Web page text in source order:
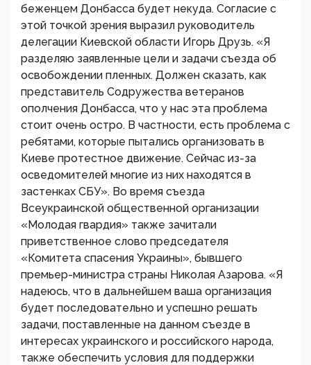
беженцем Донбасса будет некуда. Согласие с
этой точкой зрения выразил руководитель
делегации Киевской области Игорь Друзь. «Я
разделяю заявленные цели и задачи съезда об
освобождении пленных. Должен сказать, как
представитель Содружества ветеранов
ополчения Донбасса, что у нас эта проблема
стоит очень остро. В частности, есть проблема с
ребятами, которые пытались организовать в
Киеве протестное движение. Сейчас из-за
осведомителей многие из них находятся в
застенках СБУ». Во время съезда
Всеукраинской общественной организации
«Молодая гвардия» также зачитали
приветственное слово председателя
«Комитета спасения Украины», бывшего
премьер-министра страны Николая Азарова. «Я
надеюсь, что в дальнейшем ваша организация
будет последовательно и успешно решать
задачи, поставленные на данном съезде в
интересах украинского и российского народа,
также обеспечить условия для поддержки